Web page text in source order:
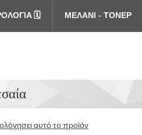
🗓️ ΜΕΛΆΝΙ - ΤΌΝΕΡ
αυτό το προϊόν